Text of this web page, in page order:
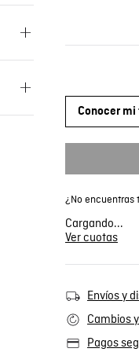
Conocer mi
¿No encuentras
Cargando...
Ver cuotas
Envíos y
Cambios
Pagos